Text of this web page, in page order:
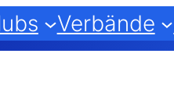
Verbände